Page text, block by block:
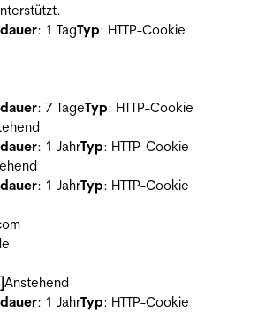
: 1 TagTyp: HTTP-Cookie
: 7 TageTyp: HTTP-Cookie
: 1 JahrTyp: HTTP-Cookie
: 1 JahrTyp: HTTP-Cookie
Anstehend
: 1 JahrTyp: HTTP-Cookie